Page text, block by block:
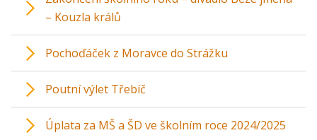
– Kouzla králů
Pochoďáček z Moravce do Strážku
Poutní výlet Třebíč
Úplata za MŠ a ŠD ve školním roce 2024/2025